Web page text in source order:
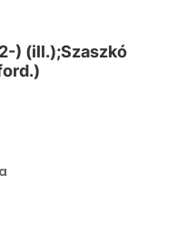
) (ill.);Szaszkó